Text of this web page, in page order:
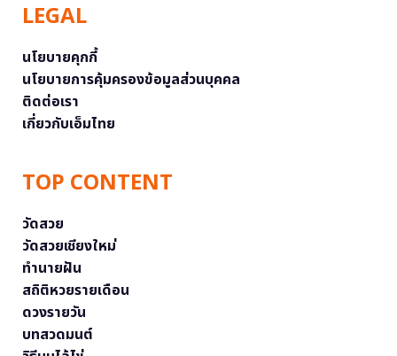
LEGAL
นโยบายคุกกี้
นโยบายการคุ้มครองข้อมูลส่วนบุคคล
ติดต่อเรา
เกี่ยวกับเอ็มไทย
TOP CONTENT
วัดสวย
วัดสวยเชียงใหม่
ทำนายฝัน
สถิติหวยรายเดือน
ดวงรายวัน
บทสวดมนต์